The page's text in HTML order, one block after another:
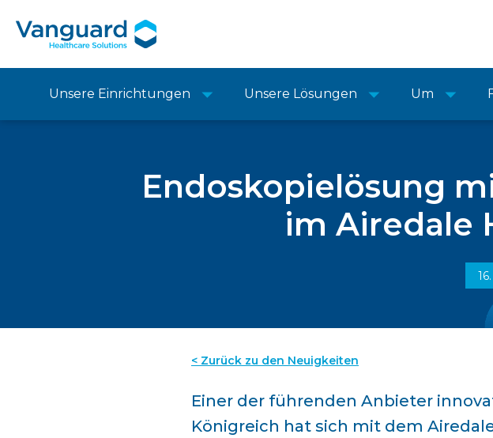
Unsere Einrichtungen Unsere Lösungen Um
Endoskopielösung
im Airedale
< Zurück zu den Neuigkeiten
Einer der führenden Anbieter
Königreich hat sich mit dem